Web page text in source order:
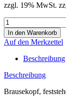
zzgl. 19% MwSt.
Auf den Merkzettel
Beschreibung
Beschreibung
Brausekopf,